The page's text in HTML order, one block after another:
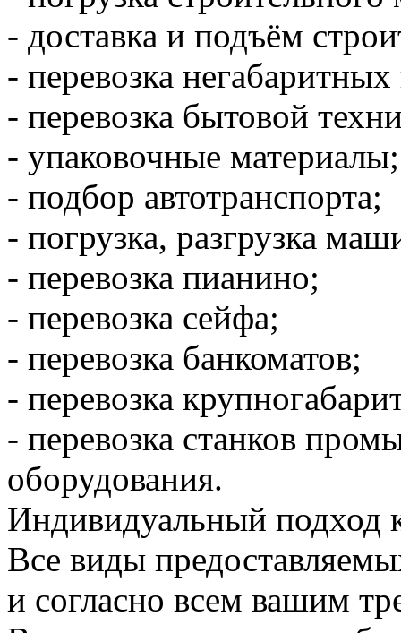
- доставка и подъём
- перевозка
- перевозка бытовой
- упаковочные материалы;
- подбор автотранспорта;
- погрузка, разгрузка
- перевозка пианино;
- перевозка сейфа;
- перевозка банкоматов;
- перевозка
- перевозка станков
оборудования.
Индивидуальный подход
Все виды
и согласно всем вашим